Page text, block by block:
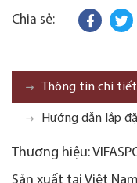
Chia sẻ:
Thông tin chi tiết
Hướng dẫn lắp
Thương hiệu: